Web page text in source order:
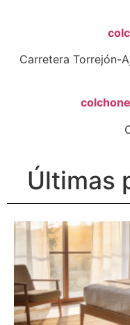
Carretera Torrejón-
Últimas